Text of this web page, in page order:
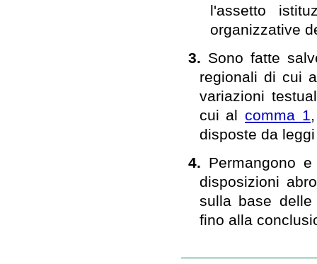
l'assetto
organizzative
3. Sono fatte
regionali di cui
variazioni
cui alcomma 1
disposte da
4. Permangono
disposizioni
sulla base delle
fino alla